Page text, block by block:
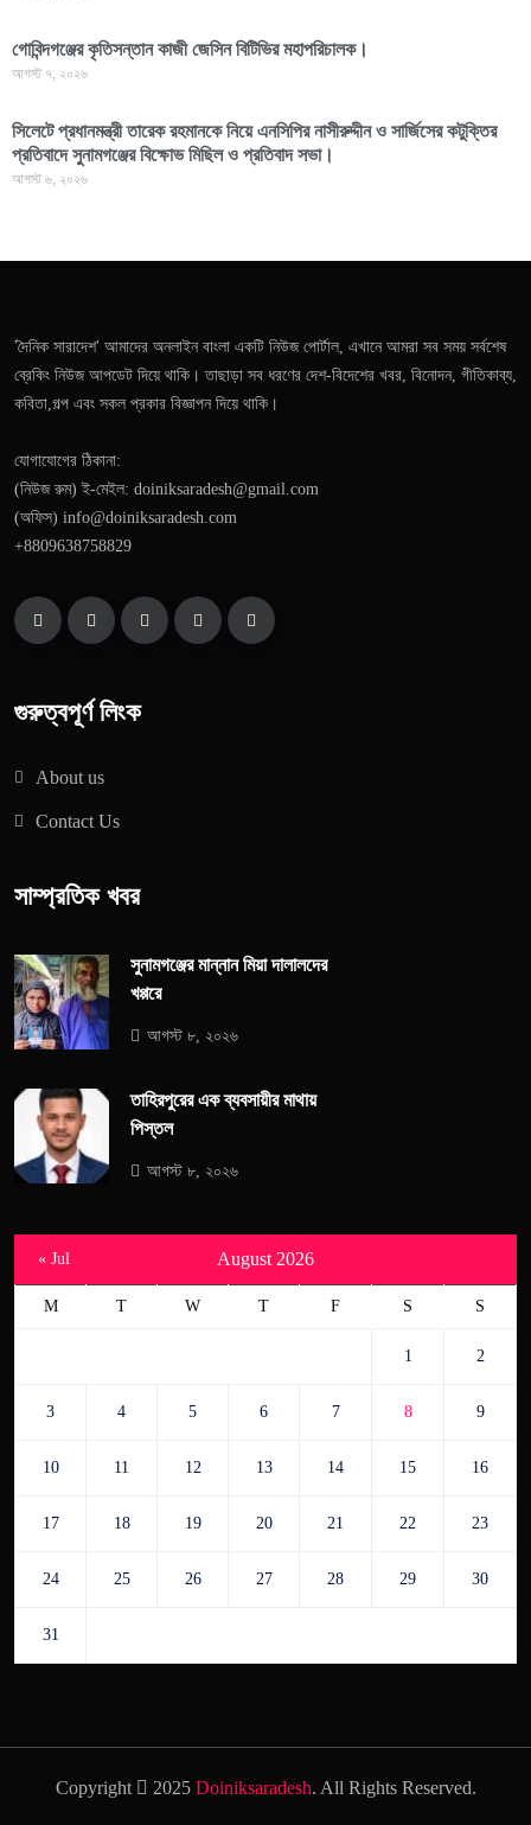
গোবিন্দগঞ্জের কৃতিসন্তান কাজী জেসিন বিটিভির মহাপরিচালক।
আগস্ট ৭, ২০২৬
সিলেটে প্রধানমন্ত্রী তারেক রহমানকে নিয়ে এনসিপির নাসীরুদ্দীন ও সার্জিসের কটুক্তির
প্রতিবাদে সুনামগঞ্জের বিক্ষোভ মিছিল ও প্রতিবাদ সভা।
আগস্ট ৬, ২০২৬
'দৈনিক সারাদেশ' আমাদের অনলাইন বাংলা একটি নিউজ পোর্টাল, এখানে আমরা সব সময় সর্বশেষ
ব্রেকিং নিউজ আপডেট দিয়ে থাকি। তাছাড়া সব ধরণের দেশ-বিদেশের খবর, বিনোদন, গীতিকাব্য,
কবিতা,গল্প এবং সকল প্রকার বিজ্ঞাপন দিয়ে থাকি।
যোগাযোগের ঠিকানা:
(নিউজ রুম) ই-মেইল: doiniksaradesh@gmail.com
(অফিস) info@doiniksaradesh.com
+8809638758829
গুরুত্বপূর্ণ লিংক
About us
Contact Us
সাম্প্রতিক খবর
সুনামগঞ্জের মান্নান মিয়া দালালদের
খপ্পরে
আগস্ট ৮, ২০২৬
তাহিরপুরের এক ব্যবসায়ীর মাথায়
পিস্তল
আগস্ট ৮, ২০২৬
August 2026
M T W T F S S
1 2
3 4 5 6 7 8 9
10 11 12 13 14 15 16
17 18 19 20 21 22 23
24 25 26 27 28 29 30
31
« Jul
Copyright 2025 Doiniksaradesh. All Rights Reserved.